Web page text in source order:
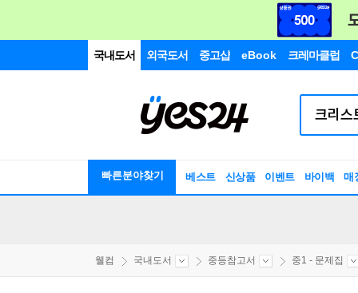
국내도서 외국도서 중고샵 eBook 크레마클럽
빠른분야찾기 베스트 신상품 이벤트 바이백 매
웰컴 국내도서 중등참고서 중1 - 문제집